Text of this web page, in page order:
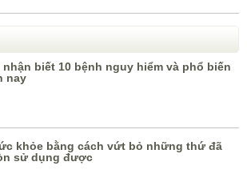
báo bệnh nguy hiểm đến từ lưỡi